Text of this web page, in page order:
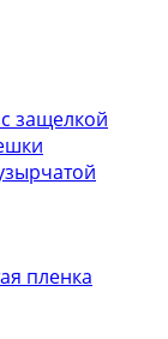
защелкой
пленка